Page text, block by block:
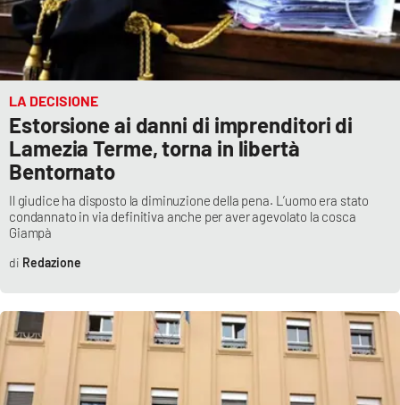
APP
Android
Apple
LA DECISIONE
Estorsione ai danni di imprenditori di
Lamezia Terme, torna in libertà
Bentornato
Il giudice ha disposto la diminuzione della pena. L’uomo era stato
condannato in via definitiva anche per aver agevolato la cosca
Giampà
Redazione